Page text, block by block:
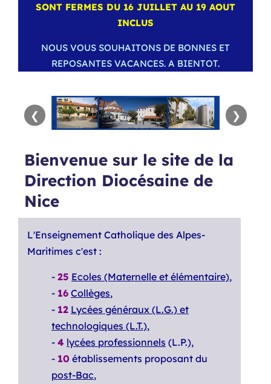
SONT FERMES DU 16 JUILLET AU 19 AOUT
INCLUS
NOUS VOUS SOUHAITONS DE BONNES ET
REPOSANTES VACANCES. A BIENTOT.
❮ ❯
Bienvenue sur le site de la
Direction Diocésaine de
Nice
L'Enseignement Catholique des Alpes-
Maritimes c'est :
- 25 Ecoles (Maternelle et élémentaire),
- 16 Collèges,
- 12 Lycées généraux (L.G.) et
technologiques (L.T.),
- 4 lycées professionnels (L.P.),
- 10 établissements proposant du
post-Bac,